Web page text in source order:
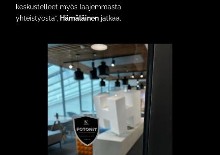
keskustelleet myös laajemmasta
yhteistyöstä”, Hämäläinen jatkaa.